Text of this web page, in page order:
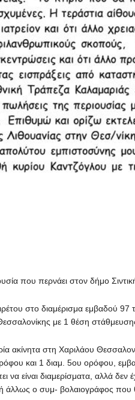
που περνάει στον δήμο
στο διαμέρισμα εμβαδού
με 1 θέση
ακίνητα στη Χαριλάου
και 1 διαμ. 5ου ορόφου,
να είναι διαμερίσματα, αλλά
άλλως ο συμ- βολαιογράφος που